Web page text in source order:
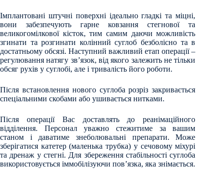
Імплантовані штучні поверхні ідеально гладкі та міцні,
вони забезпечують гарне ковзання стегнової та
великогомілкової кісток, тим самим даючи можливість
згинати та розгинати колінний суглоб безболісно та в
достатньому обсязі. Наступний важливий етап операції –
регулювання натягу зв’язок, від якого залежить не тільки
обсяг рухів у суглобі, але і тривалість його роботи.
Після встановлення нового суглоба розріз закривається
спеціальними скобами або ушивається нитками.
Після операції Вас доставлять до реанімаційного
відділення. Персонал уважно стежитиме за вашим
станом і даватиме знеболювальні препарати. Може
зберігатися катетер (маленька трубка) у сечовому міхурі
та дренаж у стегні. Для збереження стабільності суглоба
використовується іммобілізуючи пов’язка, яка знімається.